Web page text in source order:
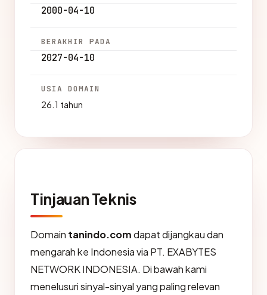
2000-04-10
BERAKHIR PADA
2027-04-10
USIA DOMAIN
26.1 tahun
Tinjauan Teknis
Domain tanindo.comdapat dijangkau dan
mengarah ke Indonesia via PT. EXABYTES
NETWORK INDONESIA. Di bawah kami
menelusuri sinyal-sinyal yang paling relevan